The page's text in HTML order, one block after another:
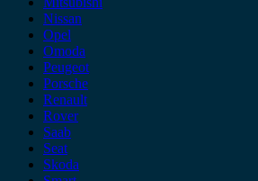
Nissan
Opel
Omoda
Peugeot
Porsche
Renault
Rover
Saab
Seat
Skoda